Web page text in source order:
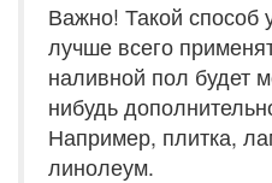
Важно! Такой способ
лучше всего
наливной пол будет
нибудь
Например, плитка,
линолеум.